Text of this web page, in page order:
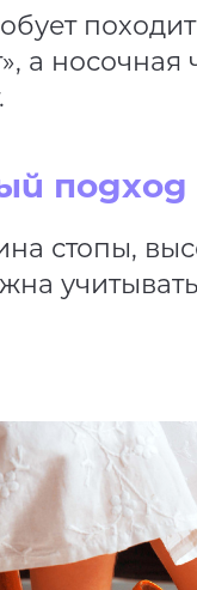
а
подход
стопы,